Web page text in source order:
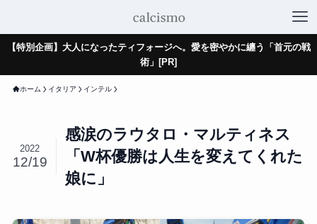
【特別企画】大人になったティフォージへ。愛を密やかに纏う「首元の戦
術」[PR]
ホーム イタリア インテル
感涙のラウタロ・マルティネス
「W杯優勝は人生を変えてくれた
娘に」
2022
12/19